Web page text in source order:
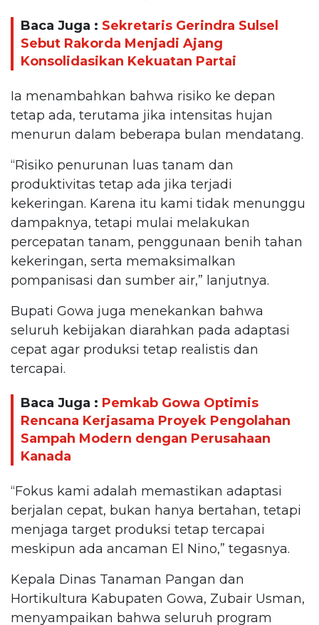
Baca Juga : Sekretaris Gerindra Sulsel
Sebut Rakorda Menjadi Ajang
Konsolidasikan Kekuatan Partai
Ia menambahkan bahwa risiko ke depan
tetap ada, terutama jika intensitas hujan
menurun dalam beberapa bulan mendatang.
“Risiko penurunan luas tanam dan
produktivitas tetap ada jika terjadi
kekeringan. Karena itu kami tidak menunggu
dampaknya, tetapi mulai melakukan
percepatan tanam, penggunaan benih tahan
kekeringan, serta memaksimalkan
pompanisasi dan sumber air,” lanjutnya.
Bupati Gowa juga menekankan bahwa
seluruh kebijakan diarahkan pada adaptasi
cepat agar produksi tetap realistis dan
tercapai.
Baca Juga : Pemkab Gowa Optimis
Rencana Kerjasama Proyek Pengolahan
Sampah Modern dengan Perusahaan
Kanada
“Fokus kami adalah memastikan adaptasi
berjalan cepat, bukan hanya bertahan, tetapi
menjaga target produksi tetap tercapai
meskipun ada ancaman El Nino,” tegasnya.
Kepala Dinas Tanaman Pangan dan
Hortikultura Kabupaten Gowa, Zubair Usman,
menyampaikan bahwa seluruh program